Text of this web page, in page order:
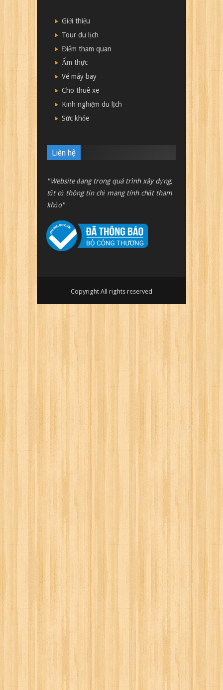
Giới thiệu
Tour du lịch
Điểm tham quan
Ẩm thực
Vé máy bay
Cho thuê xe
Kinh nghiệm du lịch
Sức khỏe
Liên hệ
"Website đang trong quá trình xây dựng,
tất cả thông tin chỉ mang tính chất tham
khảo"
Copyright All rights reserved